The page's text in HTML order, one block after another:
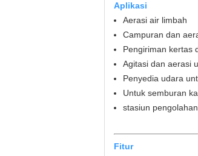
Aplikasi
Aerasi air limbah
Campuran dan
Pengiriman kertas
Agitasi dan aerasi
Penyedia udara
Untuk semburan
stasiun
Fitur